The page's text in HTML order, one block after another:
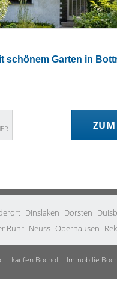
schönem Garten in
ZUM
Dinslaken Dorsten
Ruhr Neuss Oberhausen
kaufen Bocholt Immobilie